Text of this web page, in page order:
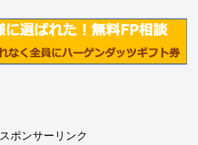
スポンサーリンク